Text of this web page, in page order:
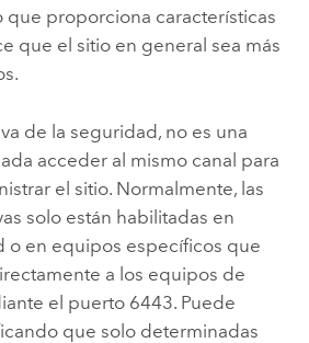
que proporciona características
que el sitio en general sea más
de la seguridad, no es una
acceder al mismo canal para
el sitio. Normalmente, las
solo están habilitadas en
o en equipos específicos que
a los equipos de
el puerto 6443. Puede
que solo determinadas